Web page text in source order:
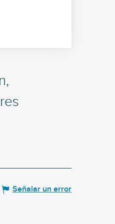
Señalar un error